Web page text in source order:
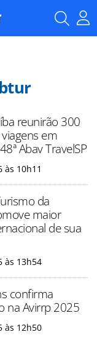
reunirão 300
em
Abav TravelSP
às 10h11
da
maior
de sua
às 13h54
confirma
na Avirrp 2025
às 12h50